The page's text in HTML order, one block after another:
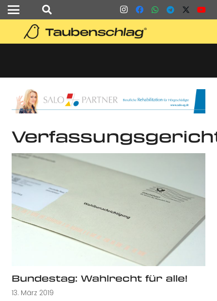
Bundestag: Wahlrecht für alle!
13. März 2019